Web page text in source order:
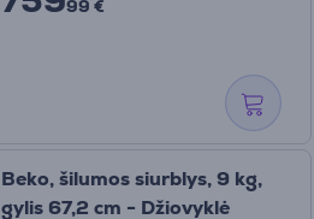
99 €
Beko, šilumos siurblys, 9 kg,
gylis 67,2 cm - Džiovyklė